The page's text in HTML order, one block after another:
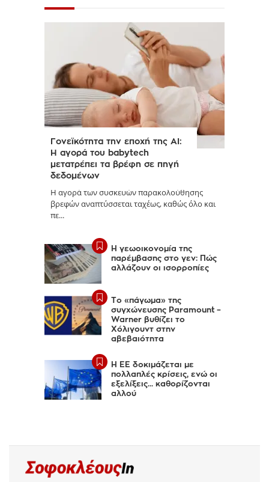
Γονεϊκότητα την εποχή της AI:
Η αγορά του babytech
μετατρέπει τα βρέφη σε πηγή
δεδομένων
Η αγορά των συσκευών παρακολούθησης
βρεφών αναπτύσσεται ταχέως, καθώς όλο και
πε...
Η γεωοικονομία της
παρέμβασης στο γεν: Πώς
αλλάζουν οι ισορροπίες
Το «πάγωμα» της
συγχώνευσης Paramount –
Warner βυθίζει το
Χόλιγουντ στην
αβεβαιότητα
Η ΕΕ δοκιμάζεται με
πολλαπλές κρίσεις, ενώ οι
εξελίξεις... καθορίζονται
αλλού